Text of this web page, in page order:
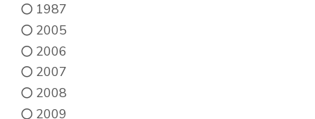
1987
2005
2006
2007
2008
2009